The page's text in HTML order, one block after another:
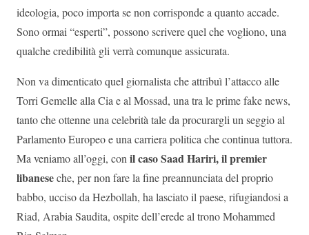
ideologia, poco importa se non corrisponde a quanto accade.
Sono ormai “esperti”, possono scrivere quel che vogliono, una
qualche credibilità gli verrà comunque assicurata.
Non va dimenticato quel giornalista che attribuì l’attacco alle
Torri Gemelle alla Cia e al Mossad, una tra le prime fake news,
tanto che ottenne una celebrità tale da procurargli un seggio al
Parlamento Europeo e una carriera politica che continua tuttora.
Ma veniamo all’oggi, conil caso Saad Hariri, il premier
libaneseche, per non fare la fine preannunciata del proprio
babbo, ucciso da Hezbollah, ha lasciato il paese, rifugiandosi a
Riad, Arabia Saudita, ospite dell’erede al trono Mohammed